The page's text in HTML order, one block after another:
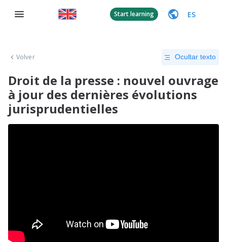
Start learning ES
Volver Ocultar texto
Droit de la presse : nouvel ouvrage
à jour des dernières évolutions
jurisprudentielles